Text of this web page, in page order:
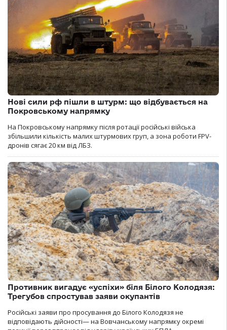
Нові сили рф пішли в штурм: що відбувається на
Покровському напрямку
На Покровському напрямку після ротації російські війська
збільшили кількість малих штурмових груп, а зона роботи FPV-
дронів сягає 20 км від ЛБЗ.
Противник вигадує «успіхи» біля Білого Колодязя:
Трегубов спростував заяви окупантів
Російські заяви про просування до Білого Колодязя не
відповідають дійсності— на Вовчанському напрямку окремі